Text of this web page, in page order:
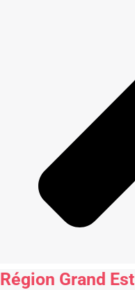
Région Grand Est